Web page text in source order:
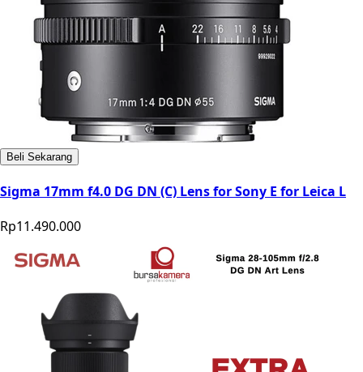
Beli Sekarang
Sigma 17mm f4.0 DG DN (C) Lens for Sony E for Leica L
Rp11.490.000